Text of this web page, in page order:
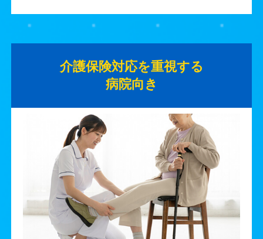
介護保険対応を重視する
病院向き